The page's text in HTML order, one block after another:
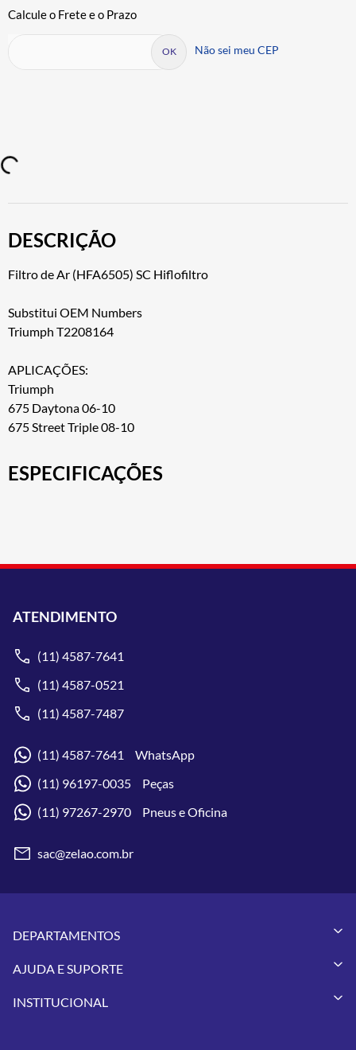
Não sei meu CEP
DESCRIÇÃO
Filtro de Ar (HFA6505) SC Hiflofiltro
Substitui OEM Numbers
Triumph T2208164
APLICAÇÕES:
Triumph
675 Daytona 06-10
675 Street Triple 08-10
ESPECIFICAÇÕES
ATENDIMENTO
(11) 4587-7641
(11) 4587-0521
(11) 4587-7487
(11) 4587-7641 WhatsApp
(11) 96197-0035 Peças
(11) 97267-2970 Pneus e Oficina
sac@zelao.com.br
DEPARTAMENTOS
Vestuários
Pneus
AJUDA E SUPORTE
Meus Pedidos
INSTITUCIONAL